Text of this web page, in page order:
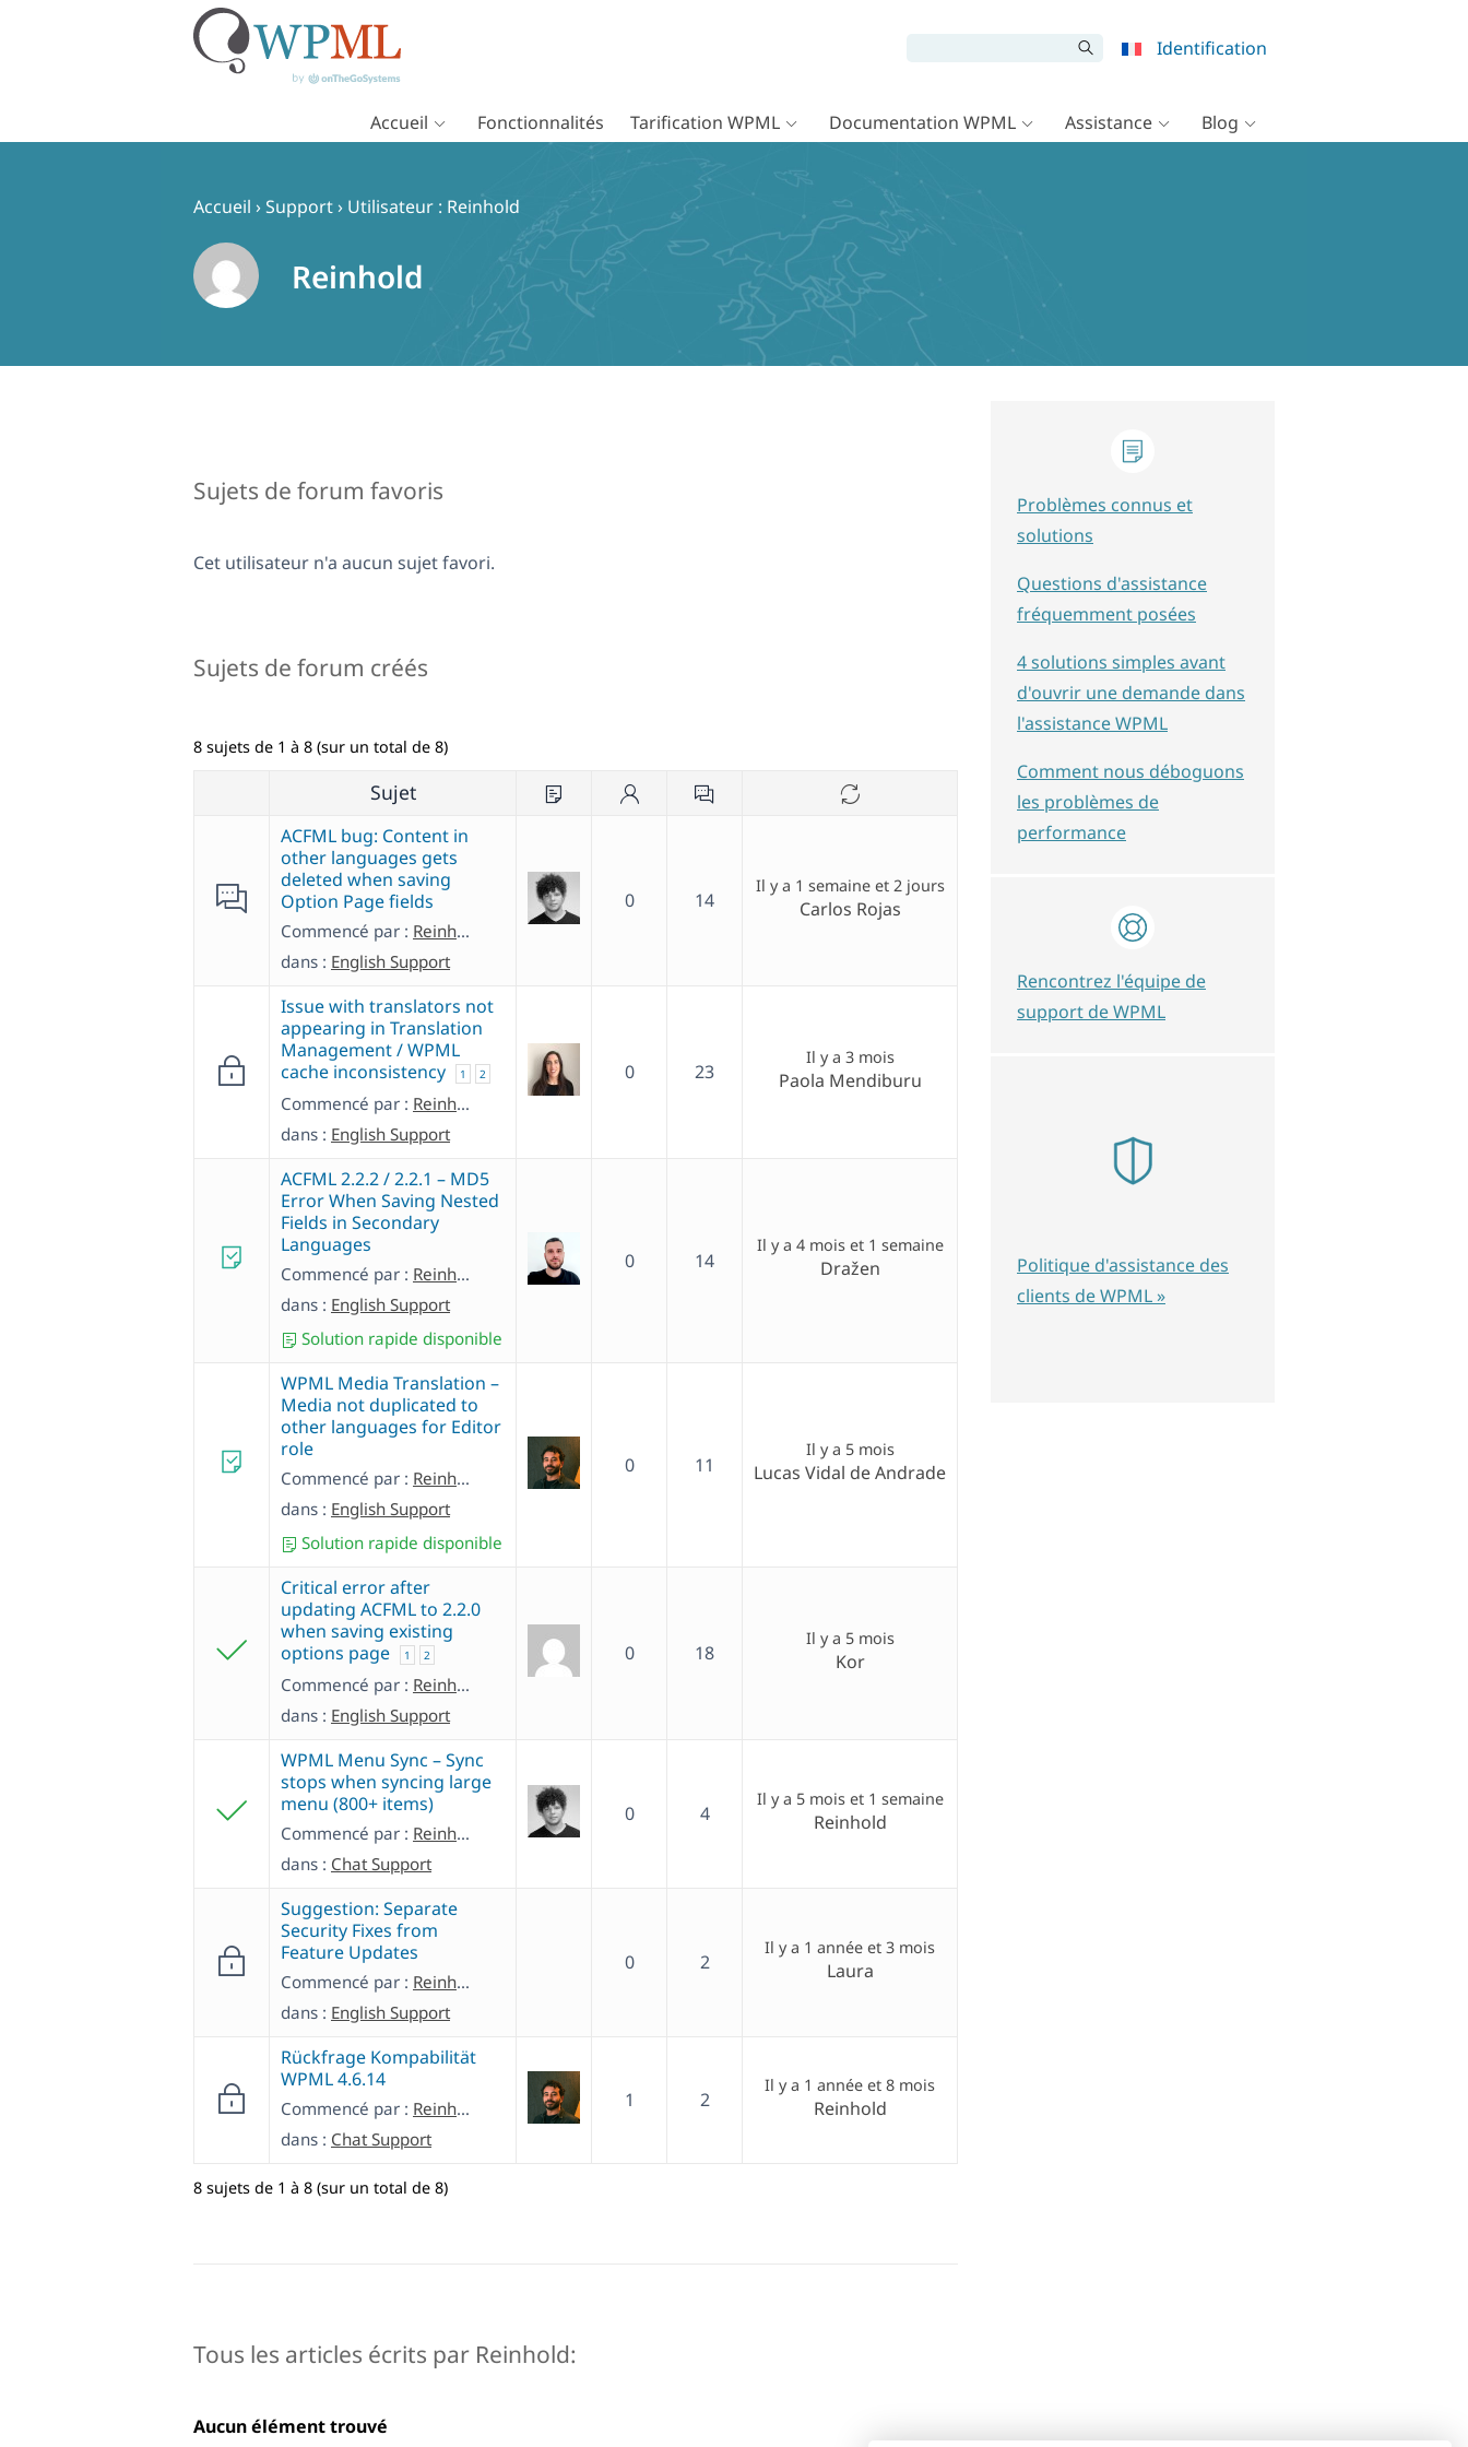
Identification
Accueil Fonctionnalités Tarification WPML Documentation WPML Assistance Blog
Accueil ›Support› Utilisateur : Reinhold
Reinhold
Sujets de forum favoris
Cet utilisateur n'a aucun sujet favori.
Sujets de forum créés
8 sujets de 1 à 8 (sur un total de 8)
Sujet
ACFML bug: Content in
other languages gets
deleted when saving
Option Page fields
Commencé par : Reinhold
dans : English Support
0 14
Il y a 1 semaine et 2 jours
Carlos Rojas
Issue with translators not
appearing in Translation
Management / WPML
cache inconsistency
1 2
Commencé par : Reinhold
dans : English Support
0 23
Il y a 3 mois
Paola Mendiburu
ACFML 2.2.2 / 2.2.1 – MD5
Error When Saving Nested
Fields in Secondary
Languages
Commencé par : Reinhold
dans : English Support
Solution rapide disponible
0 14
Il y a 4 mois et 1 semaine
Dražen
WPML Media Translation –
Media not duplicated to
other languages for Editor
role
Commencé par : Reinhold
dans : English Support
Solution rapide disponible
0 11
Il y a 5 mois
Lucas Vidal de Andrade
Critical error after
updating ACFML to 2.2.0
when saving existing
options page
1 2
Commencé par : Reinhold
dans : English Support
0 18
Il y a 5 mois
Kor
WPML Menu Sync – Sync
stops when syncing large
menu (800+ items)
Commencé par : Reinhold
dans : Chat Support
0 4
Il y a 5 mois et 1 semaine
Reinhold
Suggestion: Separate
Security Fixes from
Feature Updates
Commencé par : Reinhold
dans : English Support
0 2
Il y a 1 année et 3 mois
Laura
Rückfrage Kompabilität
WPML 4.6.14
Commencé par : Reinhold
dans : Chat Support
1 2
Il y a 1 année et 8 mois
Reinhold
8 sujets de 1 à 8 (sur un total de 8)
Tous les articles écrits par Reinhold:
Aucun élément trouvé
Problèmes connus et
solutions
Questions d'assistance
fréquemment posées
4 solutions simples avant
d'ouvrir une demande dans
l'assistance WPML
Comment nous déboguons
les problèmes de
performance
Rencontrez l'équipe de
support de WPML
Politique d'assistance des
clients de WPML »